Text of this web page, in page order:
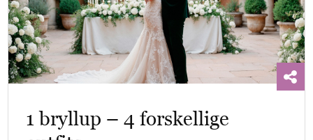
1 bryllup – 4 forskellige